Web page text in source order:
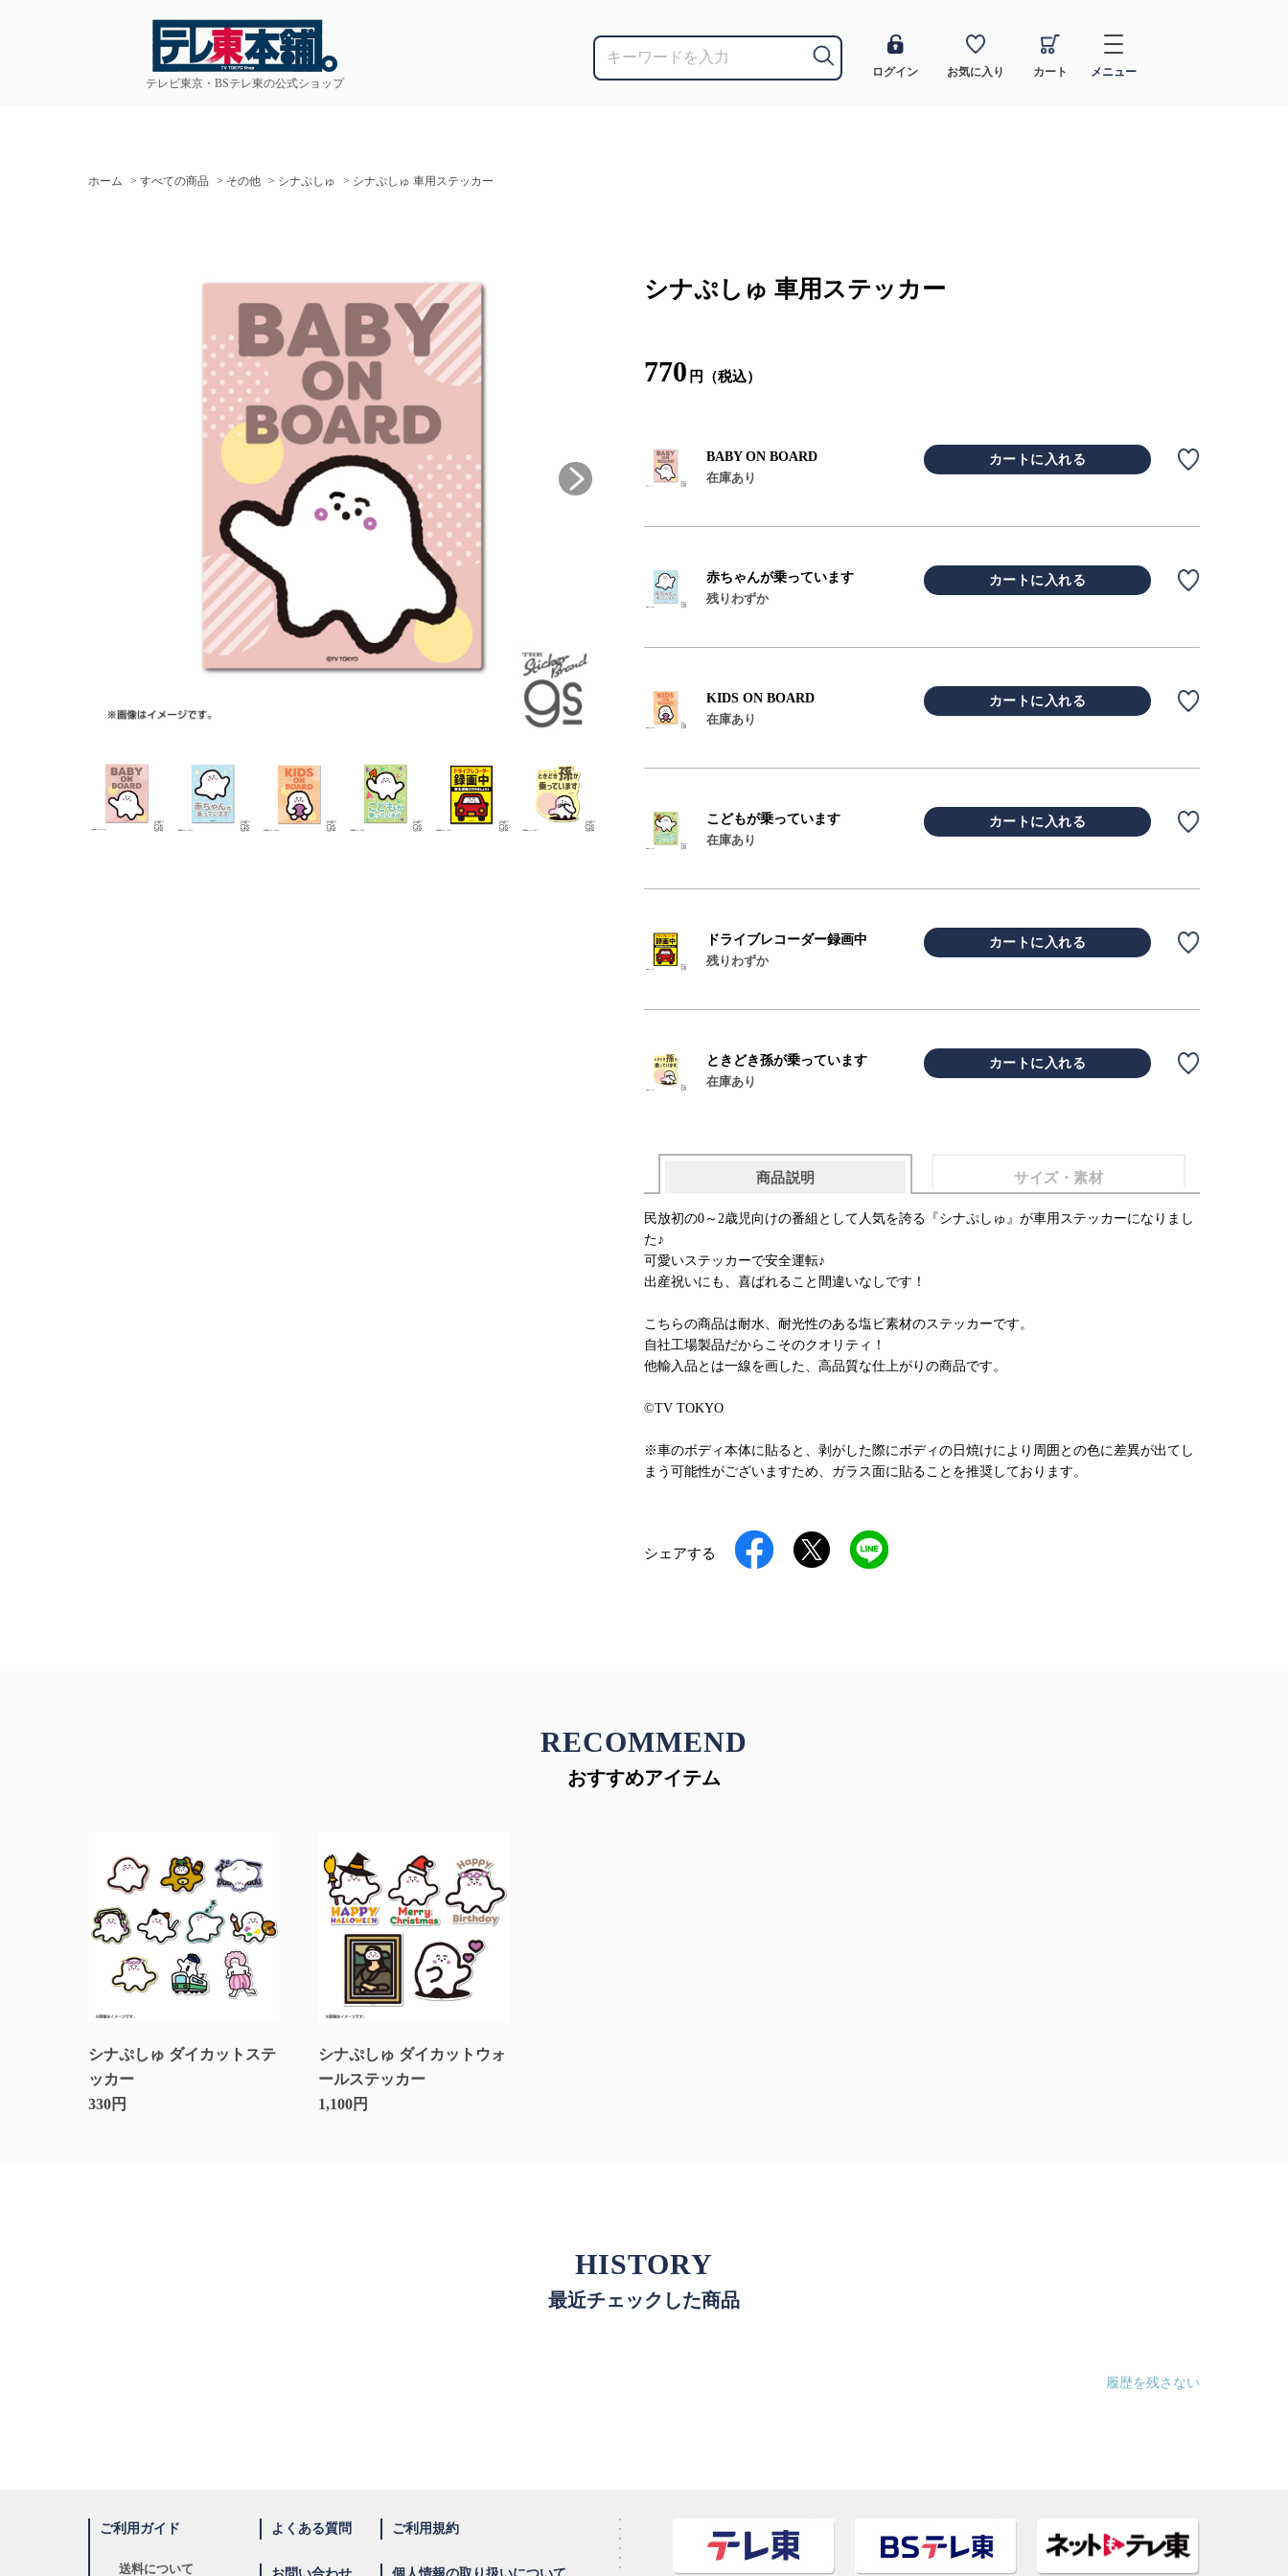
テレビ東京・BSテレ東の公式ショップ
ログイン お気に入り カート メニュー
ホーム > すべての商品 > その他 > シナぷしゅ > シナぷしゅ 車用ステッカー
シナぷしゅ 車用ステッカー
770 円（税込）
BABY ON BOARD
在庫あり
カートに入れる
赤ちゃんが乗っています
残りわずか
カートに入れる
KIDS ON BOARD
在庫あり
カートに入れる
こどもが乗っています
在庫あり
カートに入れる
ドライブレコーダー録画中
残りわずか
カートに入れる
ときどき孫が乗っています
在庫あり
カートに入れる
商品説明 サイズ・素材
民放初の0～2歳児向けの番組として人気を誇る『シナぷしゅ』が車用ステッカーになりまし
た♪
可愛いステッカーで安全運転♪
出産祝いにも、喜ばれること間違いなしです！
こちらの商品は耐水、耐光性のある塩ビ素材のステッカーです。
自社工場製品だからこそのクオリティ！
他輸入品とは一線を画した、高品質な仕上がりの商品です。
©TV TOKYO
※車のボディ本体に貼ると、剥がした際にボディの日焼けにより周囲との色に差異が出てし
まう可能性がございますため、ガラス面に貼ることを推奨しております。
シェアする
RECOMMEND
おすすめアイテム
シナぷしゅ ダイカットステ
ッカー
330円
シナぷしゅ ダイカットウォ
ールステッカー
1,100円
HISTORY
最近チェックした商品
履歴を残さない
ご利用ガイド
送料について
よくある質問 ご利用規約